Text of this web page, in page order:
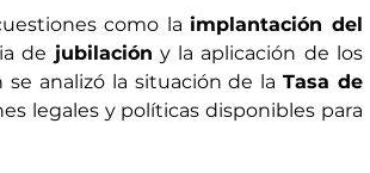
como la implantación del
de jubilación
se analizó la situación de la Tasa de
legales y políticas disponibles para